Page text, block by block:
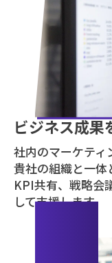
ビジネス成果
社内のマーケティ
貴社の組織と一体
KPI共有、戦略会
して支援します。